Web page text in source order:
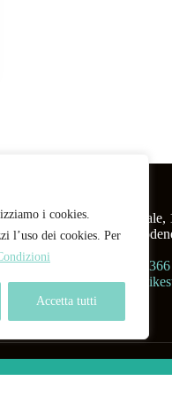
i cookies.
l’uso dei cookies. Per
Accetta tutti
Indirizzo
Via Statale,
41042 Fiorano
italy
Tel
+39 0536 253366
Email: